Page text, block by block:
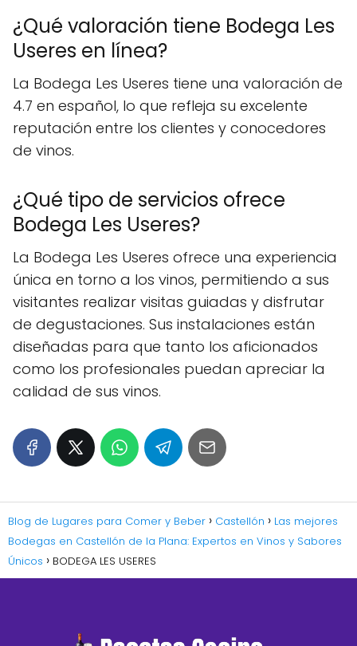
¿Qué valoración tiene Bodega Les
Useres en línea?
La Bodega Les Useres tiene una valoración de
4.7 en español, lo que refleja su excelente
reputación entre los clientes y conocedores
de vinos.
¿Qué tipo de servicios ofrece
Bodega Les Useres?
La Bodega Les Useres ofrece una experiencia
única en torno a los vinos, permitiendo a sus
visitantes realizar visitas guiadas y disfrutar
de degustaciones. Sus instalaciones están
diseñadas para que tanto los aficionados
como los profesionales puedan apreciar la
calidad de sus vinos.
Blog de Lugares para Comer y Beber Castellón
Las mejores
Bodegas en Castellón de la Plana: Expertos en Vinos y Sabores
Únicos
BODEGA LES USERES